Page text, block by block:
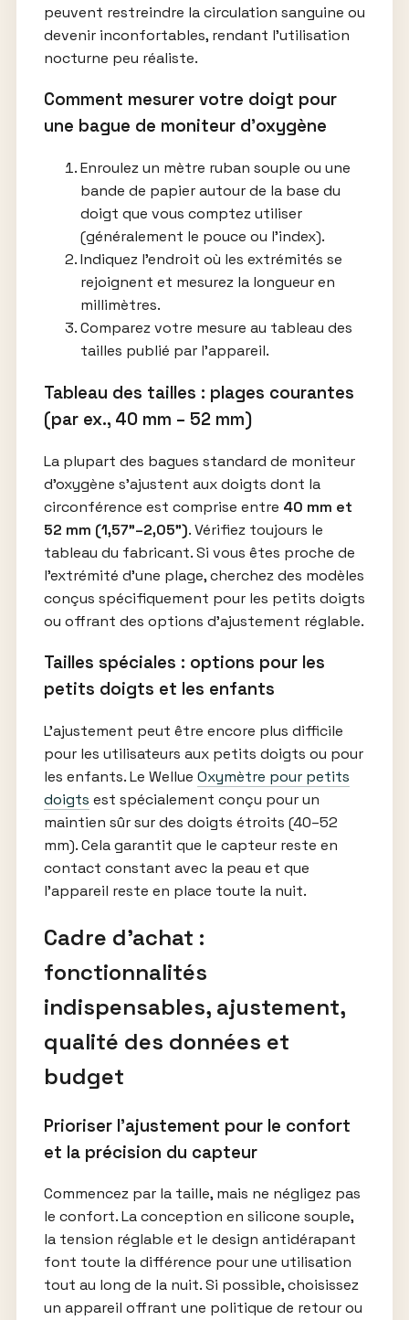
peuvent restreindre la circulation sanguine ou
devenir inconfortables, rendant l’utilisation
nocturne peu réaliste.
Comment mesurer votre doigt pour
une bague de moniteur d’oxygène
Enroulez un mètre ruban souple ou une
bande de papier autour de la base du
doigt que vous comptez utiliser
(généralement le pouce ou l’index).
Indiquez l’endroit où les extrémités se
rejoignent et mesurez la longueur en
millimètres.
Comparez votre mesure au tableau des
tailles publié par l’appareil.
Tableau des tailles : plages courantes
(par ex., 40 mm – 52 mm)
La plupart des bagues standard de moniteur
d’oxygène s’ajustent aux doigts dont la
circonférence est comprise entre 40 mm et
52 mm (1,57"–2,05"). Vérifiez toujours le
tableau du fabricant. Si vous êtes proche de
l’extrémité d’une plage, cherchez des modèles
conçus spécifiquement pour les petits doigts
ou offrant des options d’ajustement réglable.
Tailles spéciales : options pour les
petits doigts et les enfants
L’ajustement peut être encore plus difficile
pour les utilisateurs aux petits doigts ou pour
les enfants. Le Wellue Oxymètre pour petits
doigts est spécialement conçu pour un
maintien sûr sur des doigts étroits (40–52
mm). Cela garantit que le capteur reste en
contact constant avec la peau et que
l’appareil reste en place toute la nuit.
Cadre d’achat :
fonctionnalités
indispensables, ajustement,
qualité des données et
budget
Prioriser l’ajustement pour le confort
et la précision du capteur
Commencez par la taille, mais ne négligez pas
le confort. La conception en silicone souple,
la tension réglable et le design antidérapant
font toute la différence pour une utilisation
tout au long de la nuit. Si possible, choisissez
un appareil offrant une politique de retour ou